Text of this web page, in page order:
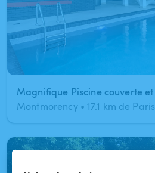
Montmorency • 17.1 km de Paris